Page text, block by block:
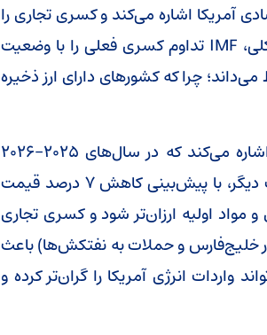
آمریکا اشاره می‌کند و کسری تجاری را
بخشی از تراز حساب جاری بزرگ می‌داند. همچنین به‌طور کلی، IMF تداوم کسری فعلی را با وضعیت
چرا که کشور‌های دارای ارز ذخیره
بانک جهانی نیز در گزارش اخیر چشم‌انداز اقتصاد جهانی اشاره می‌کند که در سال‌های ۲۰۲۵-۲۰۲۶
قیمت کالا‌های اساسی از جمله نفت نزولی است. به عبارت دیگر، با پیش‌بینی کاهش ۷ درصد قیمت
انرژی و مواد اولیه ارزان‌تر شود و کسری تجاری
خلیج‌فارس و حملات به نفتکش‌ها) باعث
۱۰۸ دلار شد، که می‌تواند واردات انرژی آمریکا را گران‌تر کرده و